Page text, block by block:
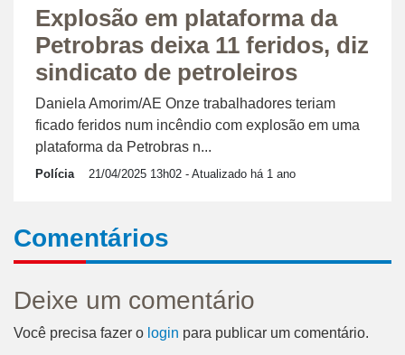
Explosão em plataforma da
Petrobras deixa 11 feridos, diz
sindicato de petroleiros
Daniela Amorim/AE Onze trabalhadores teriam
ficado feridos num incêndio com explosão em uma
plataforma da Petrobras n...
Polícia 21/04/2025 13h02 - Atualizado há 1 ano
Comentários
Deixe um comentário
Você precisa fazer o login para publicar um comentário.